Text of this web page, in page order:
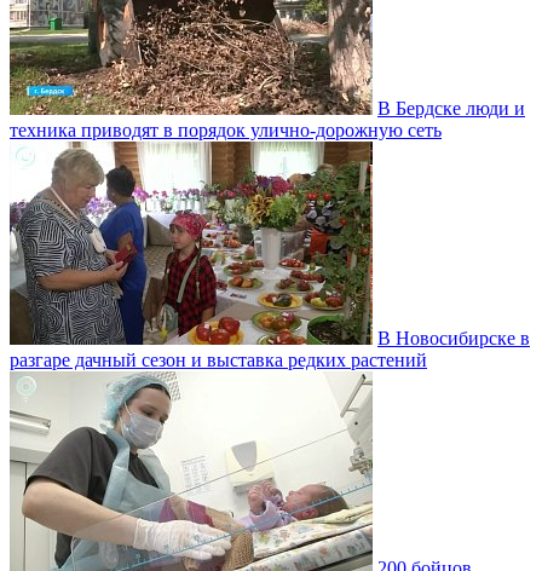
В Бердске люди и
техника приводят в порядок улично‑дорожную сеть
В Новосибирске в
разгаре дачный сезон и выставка редких растений